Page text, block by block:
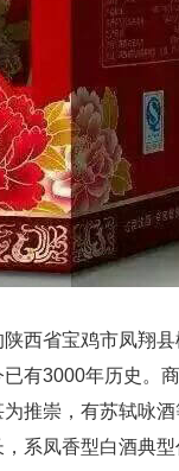
西省宝鸡市凤翔县
有3000年历史。
推崇，有苏轼咏酒
系凤香型白酒典